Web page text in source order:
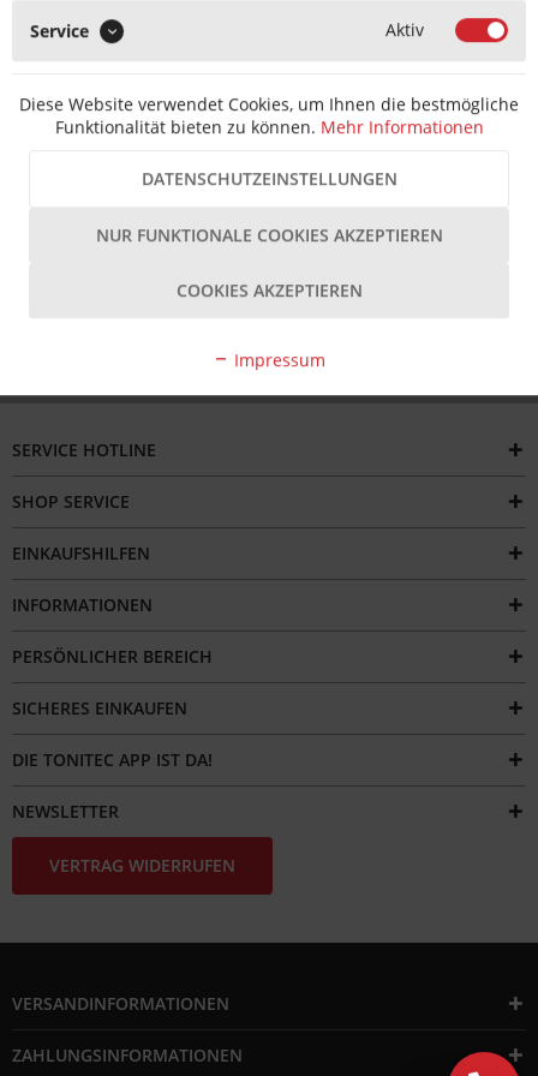
Artikel-Nr.: T2020110001610-001 EAN-Nr.: 4260373824566
Hersteller Artikel-Nr.: 3887440120 Hersteller: ToniTec
eine selbstschneidende Schraube, die...mehr
SERVICE HOTLINE
SHOP SERVICE
EINKAUFSHILFEN
INFORMATIONEN
PERSÖNLICHER BEREICH
SICHERES EINKAUFEN
DIE TONITEC APP IST DA!
NEWSLETTER
VERTRAG WIDERRUFEN
VERSANDINFORMATIONEN
ZAHLUNGSINFORMATIONEN
Service Aktiv
Diese Website verwendet Cookies, um Ihnen die bestmögliche
Funktionalität bieten zu können. Mehr Informationen
DATENSCHUTZEINSTELLUNGEN
NUR FUNKTIONALE COOKIES AKZEPTIEREN
COOKIES AKZEPTIEREN
Impressum